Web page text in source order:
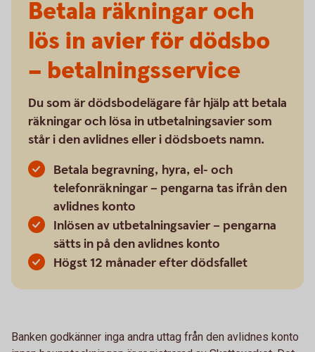
Betala räkningar och
lös in avier för dödsbo
– betalningsservice
Du som är dödsbodelägare får hjälp att betala
räkningar och lösa in utbetalningsavier som
står i den avlidnes eller i dödsboets namn.
Betala begravning, hyra, el- och
telefonräkningar – pengarna tas ifrån den
avlidnes konto
Inlösen av utbetalningsavier – pengarna
sätts in på den avlidnes konto
Högst 12 månader efter dödsfallet
Banken godkänner inga andra uttag från den avlidnes konto